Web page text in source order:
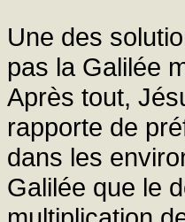
Une des
pas la Galilée
Après tout,
rapporte de
dans les
Galilée que le